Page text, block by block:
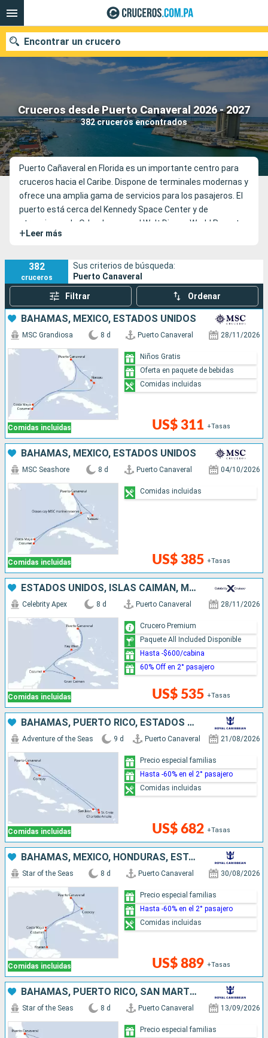
Cruceros desde Puerto Canaveral 2026 - 2027
382 cruceros encontrados
Encontrar un crucero
Nuestros destinos
Fecha de salida
Puertos
Buscar
Puerto Cañaveral en Florida es un importante centro para
cruceros hacia el Caribe. Dispone de terminales modernas y
ofrece una amplia gama de servicios para los pasajeros. El
puerto está cerca del Kennedy Space Center y de
atracciones de Orlando como el Walt Disney World Resort.
+ Leer más
382
cruceros
Sus criterios de búsqueda:
Puerto Canaveral
Filtrar Ordenar
BAHAMAS, MÉXICO, ESTADOS UNIDOS
Comidas incluidas
MSC Grandiosa 8 d Puerto Canaveral 28/11/2026
US$ 311 +Tasas
Niños Gratis
Oferta en paquete de bebidas
Comidas incluidas
BAHAMAS, MÉXICO, ESTADOS UNIDOS
Comidas incluidas
MSC Seashore 8 d Puerto Canaveral 04/10/2026
US$ 385 +Tasas
Comidas incluidas
ESTADOS UNIDOS, ISLAS CAIMÁN, MÉXICO
Comidas incluidas
Celebrity Apex 8 d Puerto Canaveral 28/11/2026
US$ 535 +Tasas
Crucero Premium
Paquete All Included Disponible
Hasta -$600/cabina
60% Off en 2° pasajero
BAHAMAS, PUERTO RICO, ESTADOS UNIDOS
Comidas incluidas
Adventure of the Seas 9 d Puerto Canaveral 21/08/2026
US$ 682 +Tasas
Precio especial familias
Hasta -60% en el 2° pasajero
Comidas incluidas
BAHAMAS, MÉXICO, HONDURAS, ESTADOS UNIDOS
Comidas incluidas
Star of the Seas 8 d Puerto Canaveral 30/08/2026
US$ 889 +Tasas
Precio especial familias
Hasta -60% en el 2° pasajero
Comidas incluidas
BAHAMAS, PUERTO RICO, SAN MARTÍN, ESTADOS UNIDOS
Star of the Seas 8 d Puerto Canaveral 13/09/2026
Precio especial familias